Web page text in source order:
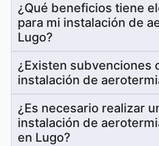
¿Qué beneficios tiene
para mi instalación de
Lugo?
¿Existen subvenciones
instalación de
¿Es necesario realizar
instalación de
en Lugo?